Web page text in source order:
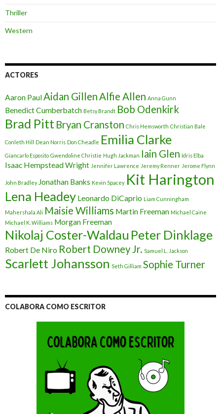
Thriller
Western
ACTORES
Aaron PaulAidan GillenAlfie Allen Anna Gunn
Benedict Cumberbatch Betsy Brandt Bob Odenkirk
Brad Pitt Bryan Cranston Chris Hemsworth Christian Bale
Conleth Hill Dean Norris Don Cheadle Emilia Clarke
Giancarlo Esposito Gwendoline Christie Hugh Jackman Iain Glen Idris Elba
Isaac Hempstead Wright Jennifer Lawrence Jeremy Renner Jerome Flynn
John Bradley Jonathan Banks Kevin Spacey Kit Harington
Lena Headey Leonardo DiCaprio Liam Cunningham
Mahershala Ali Maisie Williams Martin Freeman Michael Caine
Michael K. Williams Morgan Freeman
Nikolaj Coster-Waldau Peter Dinklage
Robert De Niro Robert Downey Jr. Samuel L. Jackson
Scarlett Johansson Seth Gilliam Sophie Turner
COLABORA COMO ESCRITOR